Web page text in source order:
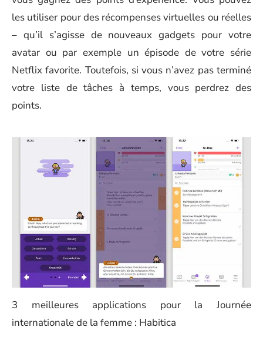
les utiliser pour des récompenses virtuelles ou réelles
– qu’il s’agisse de nouveaux gadgets pour votre
avatar ou par exemple un épisode de votre série
Netflix favorite. Toutefois, si vous n’avez pas terminé
votre liste de tâches à temps, vous perdrez des
points.
3 meilleures applications pour la Journée
internationale de la femme : Habitica